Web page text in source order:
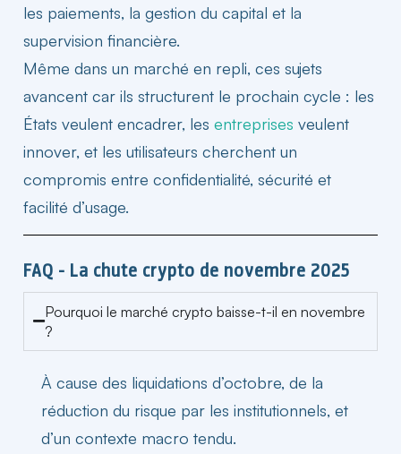
les paiements, la gestion du capital et la
supervision financière.
Même dans un marché en repli, ces sujets
avancent car ils structurent le prochain cycle : les
États veulent encadrer, les entreprises veulent
innover, et les utilisateurs cherchent un
compromis entre confidentialité, sécurité et
facilité d’usage.
FAQ - La chute crypto de novembre 2025
Pourquoi le marché crypto baisse-t-il en novembre
?
À cause des liquidations d’octobre, de la
réduction du risque par les institutionnels, et
d’un contexte macro tendu.